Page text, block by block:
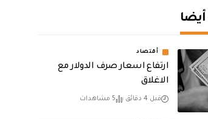
أقتصاد
ارتفاع اسعار صرف الدولار مع
الاغلاق
قبل 4 دقائق 5 مشاهدات